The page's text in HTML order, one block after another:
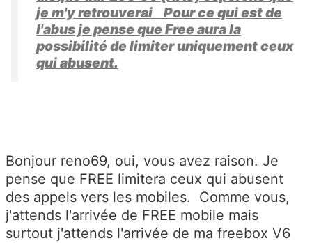
je m'y retrouverai Pour ce qui est de
l'abus je pense que Free aura la
possibilité de limiter uniquement ceux
qui abusent.
Bonjour reno69, oui, vous avez raison. Je
pense que FREE limitera ceux qui abusent
des appels vers les mobiles. Comme vous,
j'attends l'arrivée de FREE mobile mais
surtout j'attends l'arrivée de ma freebox V6